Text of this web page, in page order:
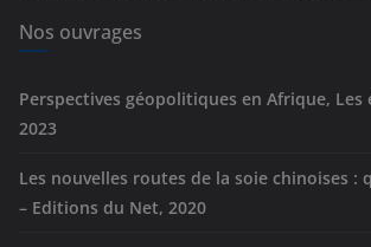
e
Nos ouvrages
Perspectives géopolitiques en Afrique,
2023
Les nouvelles routes de la soie chinoises :
– Editions du Net, 2020